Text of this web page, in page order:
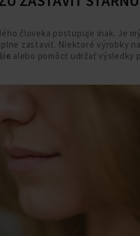
človeka postupuje inak. Je
zastaviť. Niektoré výrobky
alebo pomôcť udržať výsledky